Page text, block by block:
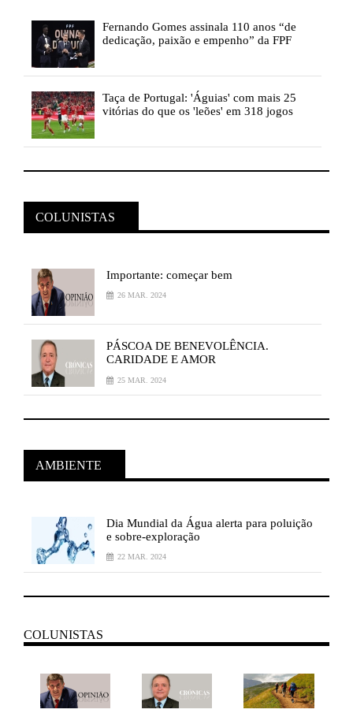
Fernando Gomes assinala 110 anos “de
dedicação, paixão e empenho” da FPF
Taça de Portugal: 'Águias' com mais 25
vitórias do que os 'leões' em 318 jogos
COLUNISTAS
Importante: começar bem
26 MAR. 2024
PÁSCOA DE BENEVOLÊNCIA.
CARIDADE E AMOR
25 MAR. 2024
AMBIENTE
Dia Mundial da Água alerta para poluição
e sobre-exploração
22 MAR. 2024
COLUNISTAS